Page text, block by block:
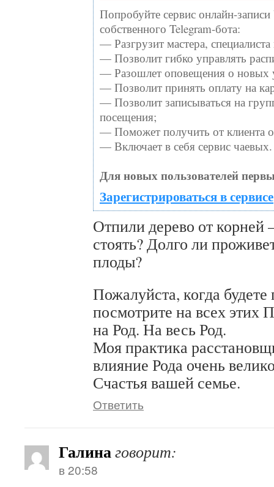
Попробуйте сервис онлайн-
собственного Telegram-бота:
— Разгрузит мастера,
— Позволит гибко управлять
— Разошлет оповещения о новых
— Позволит принять оплату на
— Позволит записываться на
посещения;
— Поможет получить от клиента
— Включает в себя сервис чаевых.
Для новых пользователей
Зарегистрироваться в сервисе
Отпили дерево от корней
стоять? Долго ли
плоды?
Пожалуйста, когда
посмотрите на всех этих
на Род. На весь Род.
Моя практика
влияние Рода очень
Счастья вашей семье.
Ответить
Галинаговорит:
в 20:58